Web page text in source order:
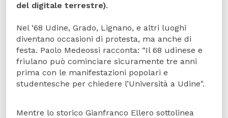
del digitale terrestre).
Nel ‘68 Udine, Grado, Lignano, e altri luoghi
diventano occasioni di protesta, ma anche di
festa. Paolo Medeossi racconta: “Il 68 udinese e
friulano può cominciare sicuramente tre anni
prima con le manifestazioni popolari e
studentesche per chiedere l’Università a Udine".
Mentre lo storico Gianfranco Ellero sottolinea